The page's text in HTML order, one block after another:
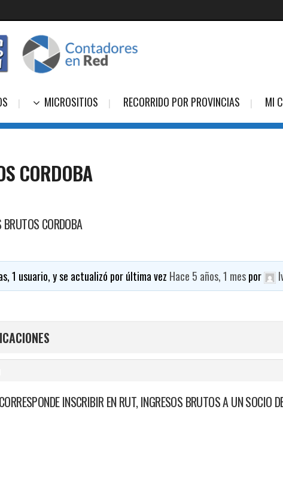
MICROSITIOS RECORRIDO POR PROVINCIAS MI
CORDOBA
BRUTOS CORDOBA
1 usuario, y se actualizó por última vez Hace 5 años, 1 mespor
INSCRIBIR EN RUT, INGRESOS BRUTOS A UN SOCIO